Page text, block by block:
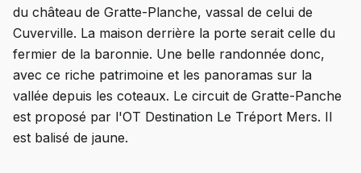
du château de Gratte-Planche, vassal de celui de
Cuverville. La maison derrière la porte serait celle du
fermier de la baronnie. Une belle randonnée donc,
avec ce riche patrimoine et les panoramas sur la
vallée depuis les coteaux. Le circuit de Gratte-Panche
est proposé par l'OT Destination Le Tréport Mers. Il
est balisé de jaune.